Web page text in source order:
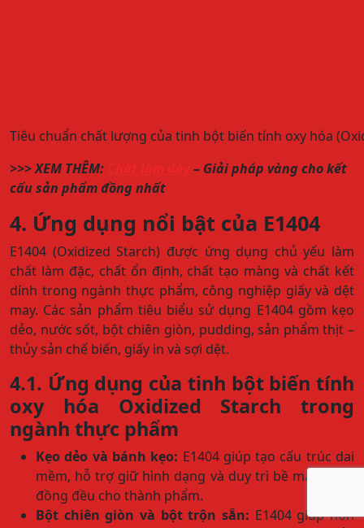
Tiêu chuẩn chất lượng của tinh bột biến tính oxy hóa
>>> XEM THÊM:
– Giải pháp vàng cho kết
cấu sản phẩm đồng nhất
4. Ứng dụng nổi bật của E1404
E1404 (Oxidized Starch) được ứng dụng chủ yếu làm
chất làm đặc, chất ổn định, chất tạo màng và chất kết
dính trong ngành thực phẩm, công nghiệp giấy và dệt
may. Các sản phẩm tiêu biểu sử dụng E1404 gồm kẹo
dẻo, nước sốt, bột chiên giòn, pudding, sản phẩm thịt –
thủy sản chế biến, giấy in và sợi dệt.
4.1. Ứng dụng của tinh bột biến tính
oxy hóa Oxidized Starch trong
ngành thực phẩm
Kẹo dẻo và bánh kẹo: E1404 giúp tạo cấu trúc dai
mềm, hỗ trợ giữ hình dạng và duy trì bề mặt sáng,
đồng đều cho thành phẩm.
Bột chiên giòn và bột trộn sẵn: E1404 giúp hỗn